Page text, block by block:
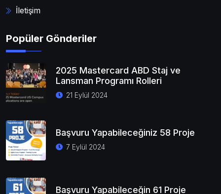
İletişim
Popüler Gönderiler
2025 Mastercard ABD Staj ve
Lansman Programı Rolleri
21 Eylül 2024
Başvuru Yapabileceğiniz 58 Proje
7 Eylül 2024
Başvuru Yapabileceğin 61 Proje